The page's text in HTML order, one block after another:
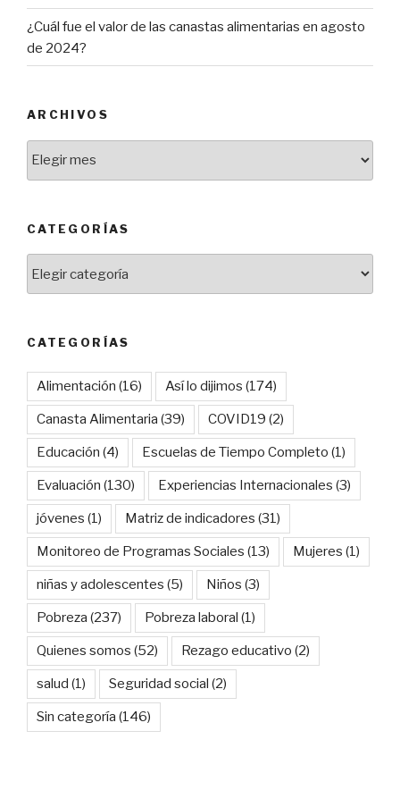
¿Cuál fue el valor de las canastas alimentarias en agosto
de 2024?
ARCHIVOS
CATEGORÍAS
CATEGORÍAS
Alimentación (16) Así lo dijimos (174)
Canasta Alimentaria (39) COVID19 (2)
Educación (4) Escuelas de Tiempo Completo (1)
Evaluación (130) Experiencias Internacionales (3)
jóvenes (1) Matriz de indicadores (31)
Monitoreo de Programas Sociales (13) Mujeres (1)
niñas y adolescentes (5) Niños (3)
Pobreza (237) Pobreza laboral (1)
Quienes somos (52) Rezago educativo (2)
salud (1) Seguridad social (2)
Sin categoría (146)